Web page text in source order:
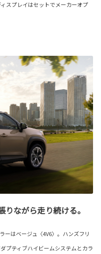
スプレイはセットでメーカーオプ
ながら走り続ける。
はベージュ〈4V6〉。ハンズフリ
プティブハイビームシステムとカラ